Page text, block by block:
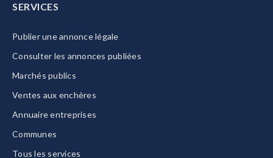
SERVICES
Publier une annonce légale
Consulter les annonces publiées
Marchés publics
Ventes aux enchères
Annuaire entreprises
Communes
Tous les services